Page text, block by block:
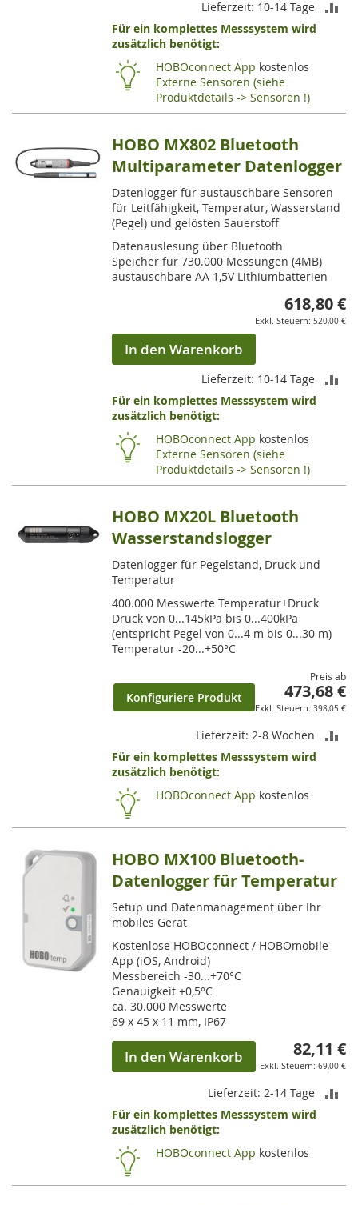
Lieferzeit: 10-14 Tage
Für ein komplettes Messsystem wird
zusätzlich benötigt:
HOBOconnect App kostenlos
Externe Sensoren (siehe
Produktdetails -> Sensoren !)
HOBO MX802 Bluetooth
Multiparameter Datenlogger
Datenlogger für austauschbare Sensoren
für Leitfähigkeit, Temperatur, Wasserstand
(Pegel) und gelösten Sauerstoff
Datenauslesung über Bluetooth
Speicher für 730.000 Messungen (4MB)
austauschbare AA 1,5V Lithiumbatterien
618,80 €
520,00 €
In den Warenkorb
Lieferzeit: 10-14 Tage
Für ein komplettes Messsystem wird
zusätzlich benötigt:
HOBOconnect App kostenlos
Externe Sensoren (siehe
Produktdetails -> Sensoren !)
HOBO MX20L Bluetooth
Wasserstandslogger
Datenlogger für Pegelstand, Druck und
Temperatur
400.000 Messwerte Temperatur+Druck
Druck von 0...145kPa bis 0...400kPa
(entspricht Pegel von 0...4 m bis 0...30 m)
Temperatur -20...+50°C
Preis ab
473,68 €
398,05 €
Konfiguriere Produkt
Lieferzeit: 2-8 Wochen
Für ein komplettes Messsystem wird
zusätzlich benötigt:
HOBOconnect App kostenlos
HOBO MX100 Bluetooth-
Datenlogger für Temperatur
Setup und Datenmanagement über Ihr
mobiles Gerät
Kostenlose HOBOconnect / HOBOmobile
App (iOS, Android)
Messbereich -30...+70°C
Genauigkeit ±0,5°C
ca. 30.000 Messwerte
69 x 45 x 11 mm, IP67
82,11 €
69,00 €
In den Warenkorb
Lieferzeit: 2-14 Tage
Für ein komplettes Messsystem wird
zusätzlich benötigt:
HOBOconnect App kostenlos